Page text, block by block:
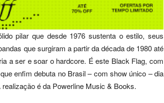
pilar que desde 1976 sustenta o estilo, seus
que surgiram a partir da década de 1980 até
a ser e soar o hardcore. É este Black Flag, com
enfim debuta no Brasil – com show único – dia
é da Powerline Music & Books.